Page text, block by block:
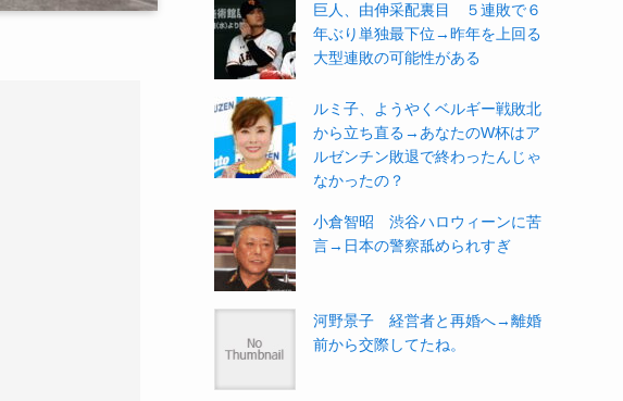
巨人、由伸采配裏目 ５連敗で６
年ぶり単独最下位→昨年を上回る
大型連敗の可能性がある
ルミ子、ようやくベルギー戦敗北
から立ち直る→あなたのW杯はア
ルゼンチン敗退で終わったんじゃ
なかったの？
小倉智昭 渋谷ハロウィーンに苦
言→日本の警察舐められすぎ
河野景子 経営者と再婚へ→離婚
前から交際してたね。